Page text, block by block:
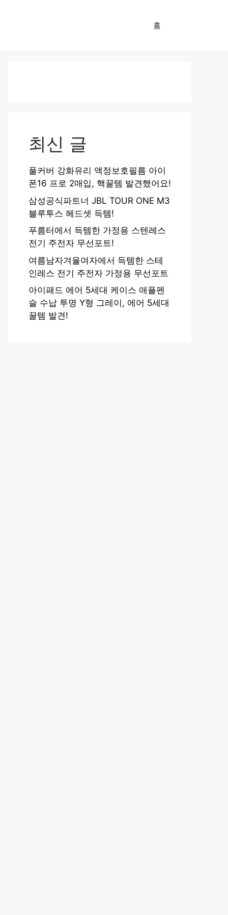
홈
최신 글
풀커버 강화유리 액정보호필름 아이
폰16 프로 2매입, 핵꿀템 발견했어요!
삼성공식파트너 JBL TOUR ONE M3
블루투스 헤드셋 득템!
푸름터에서 득템한 가정용 스텐레스
전기 주전자 무선포트!
여름남자겨울여자에서 득템한 스테
인레스 전기 주전자 가정용 무선포트
아이패드 에어 5세대 케이스 애플펜
슬 수납 투명 Y형 그레이, 에어 5세대
꿀템 발견!